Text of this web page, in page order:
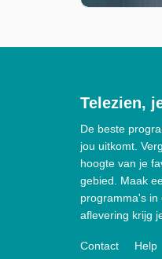
Telezien,
De beste
jou uitkomt.
hoogte van je
gebied. Maak
programma's in
aflevering krijg
Contact Help